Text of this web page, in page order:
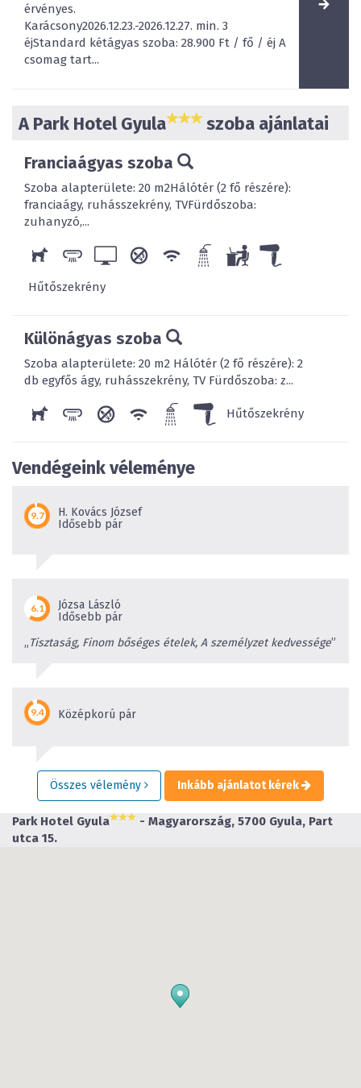
érvényes.
Karácsony2026.12.23.-2026.12.27. min. 3
éjStandard kétágyas szoba: 28.900 Ft / fő / éj A
csomag tart...
A Park Hotel Gyula szoba ajánlatai
Franciaágyas szoba
Szoba alapterülete: 20 m2Hálótér (2 fő részére):
franciaágy, ruhásszekrény, TVFürdőszoba:
zuhanyzó,...
Hűtőszekrény
Különágyas szoba
Szoba alapterülete: 20 m2 Hálótér (2 fő részére): 2
db egyfős ágy, ruhásszekrény, TV Fürdőszoba: z...
Hűtőszekrény
Vendégeink véleménye
H. Kovács József
Idősebb pár
Józsa László
Idősebb pár
„Tisztaság, Finom bőséges ételek, A személyzet kedvessége”
Középkorú pár
Összes vélemény Inkább ajánlatot kérek
Park Hotel Gyula
- Magyarország, 5700 Gyula, Part
utca 15.